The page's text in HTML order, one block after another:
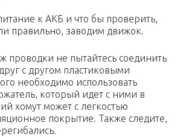
к АКБ и что бы проверить,
правильно, заводим движок.
проводки не пытайтесь соединить
с другом пластиковыми
необходимо использовать
который идет с ними в
хомут может с легкостью
покрытие. Также следите,